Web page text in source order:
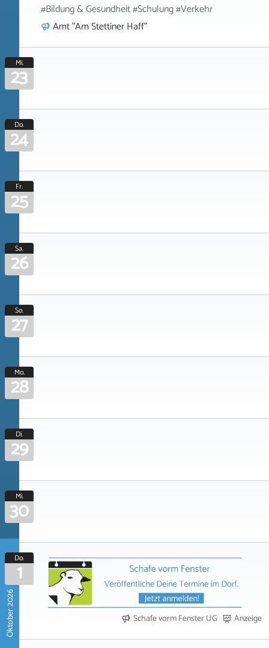
#Bildung & Gesundheit #Schulung #Verkehr
Amt "Am Stettiner Haff"
Mi.
23
Do.
24
Fr.
25
Sa.
26
So.
27
Mo.
28
Di.
29
Mi.
30
Oktober 2026
Do.
1
Schafe vorm Fenster UG Anzeige